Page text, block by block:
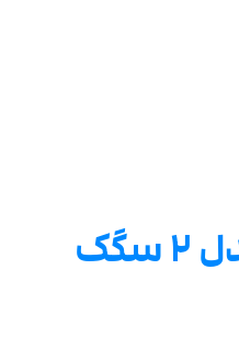
اسلیپر پلنگی مدل 2 سگک